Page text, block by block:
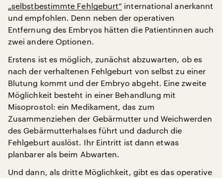
„selbstbestimmte Fehlgeburt” international anerkannt
und empfohlen. Denn neben der operativen
Entfernung des Embryos hätten die Patientinnen auch
zwei andere Optionen.
Erstens ist es möglich, zunächst abzuwarten, ob es
nach der verhaltenen Fehlgeburt von selbst zu einer
Blutung kommt und der Embryo abgeht. Eine zweite
Möglichkeit besteht in einer Behandlung mit
Misoprostol: ein Medikament, das zum
Zusammenziehen der Gebärmutter und Weichwerden
des Gebärmutterhalses führt und dadurch die
Fehlgeburt auslöst. Ihr Eintritt ist dann etwas
planbarer als beim Abwarten.
Und dann, als dritte Möglichkeit, gibt es das operative